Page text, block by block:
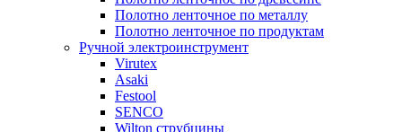
Полотно ленточное по металлу
Полотно ленточное по продуктам
Ручной электроинструмент
Virutex
Asaki
Festool
SENCO
Wilton струбцины